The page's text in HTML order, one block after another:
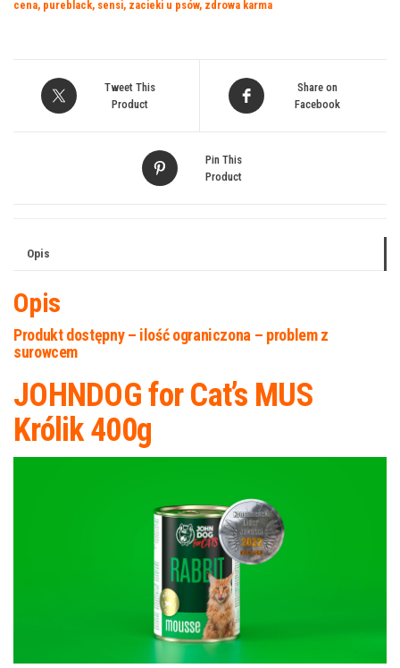
cena, pureblack, sensi, zacieki u psów, zdrowa karma
Tweet This
Product
Share on
Facebook
Pin This
Product
Opis
Opis
Produkt dostępny – ilość ograniczona – problem z
surowcem
JOHNDOG for Cat’s MUS
Królik 400g